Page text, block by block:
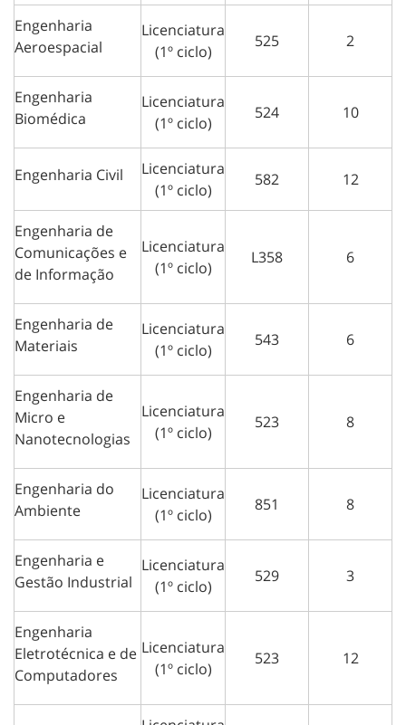
Engenharia
Aeroespacial
Licenciatura
(1º ciclo)
525 2
Engenharia
Biomédica
Licenciatura
(1º ciclo)
524 10
Engenharia Civil
Licenciatura
(1º ciclo)
582 12
Engenharia de
Comunicações e
de Informação
Licenciatura
(1º ciclo)
L358 6
Engenharia de
Materiais
Licenciatura
(1º ciclo)
543 6
Engenharia de
Micro e
Nanotecnologias
Licenciatura
(1º ciclo)
523 8
Engenharia do
Ambiente
Licenciatura
(1º ciclo)
851 8
Engenharia e
Gestão Industrial
Licenciatura
(1º ciclo)
529 3
Engenharia
Eletrotécnica e de
Computadores
Licenciatura
(1º ciclo)
523 12